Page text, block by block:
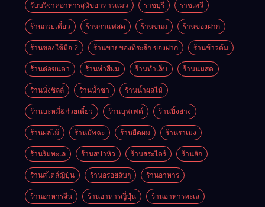
รับบริจาคอาหารสุนัขอาหารแมว ราชบุรี ราชเทวี
ร้านก๋วยเตี๋ยว ร้านกาแฟสด ร้านขนม ร้านของฝาก
ร้านของใช้มือ 2 ร้านขายของที่ระลึก ของฝาก ร้านข้าวต้ม
ร้านต่อขนตา ร้านทำสีผม ร้านทำเล็บ ร้านนมสด
ร้านนั่งชิลล์ ร้านน้ำชา ร้านน้ำผลไม้
ร้านบะหมี่&ก๋วยเตี๋ยว ร้านบุฟเฟต์ ร้านปิ้งย่าง
ร้านผลไม้ ร้านมัทฉะ ร้านยืดผม ร้านราเมง
ร้านริมทะเล ร้านสปาหัว ร้านสระไดร์ ร้านสัก
ร้านสไตล์ญี่ปุ่น ร้านอร่อยลับๆ ร้านอาหาร
ร้านอาหารจีน ร้านอาหารญี่ปุ่น ร้านอาหารทะเล